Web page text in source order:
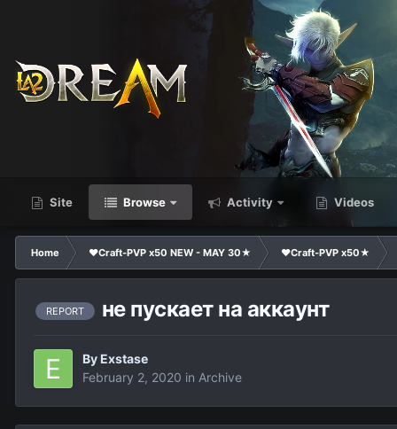
Site Browse Activity Videos
Home ❤Craft-PVP x50 NEW - MAY 30★ ❤Craft-PVP x50★
REPORT не пускает на аккаунт
By Exstase
February 2, 2020 in Archive